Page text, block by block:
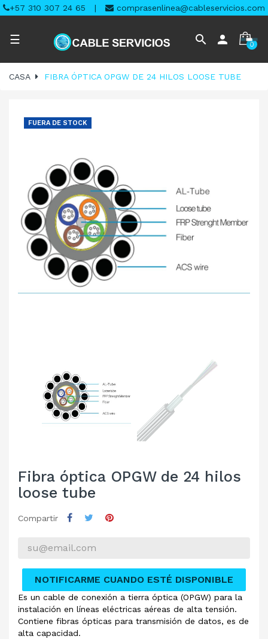
+57 310 307 24 65 | comprasenlinea@cableservicios.com
Navegación
palanca
☰ search person 0
CASA FIBRA ÓPTICA OPGW DE 24 HILOS LOOSE TUBE
FUERA DE STOCK
Fibra óptica OPGW de 24 hilos
loose tube
Compartir
NOTIFICARME CUANDO ESTÉ DISPONIBLE
Es un cable de conexión a tierra óptica (OPGW) para la
instalación en líneas eléctricas aéreas de alta tensión.
Contiene fibras ópticas para transmisión de datos, es de
alta capacidad.